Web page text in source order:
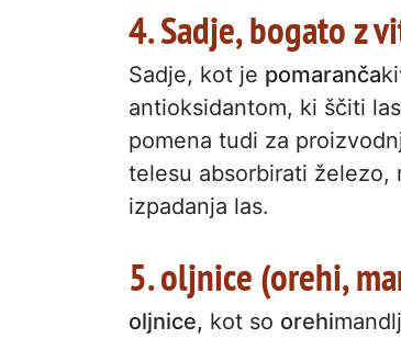
4. Sadje, bogato z
Sadje, kot je pomaranča
antioksidantom, ki ščiti
pomena tudi za
telesu absorbirati železo,
izpadanja las.
5. oljnice (orehi,
oljnice, kot so orehi